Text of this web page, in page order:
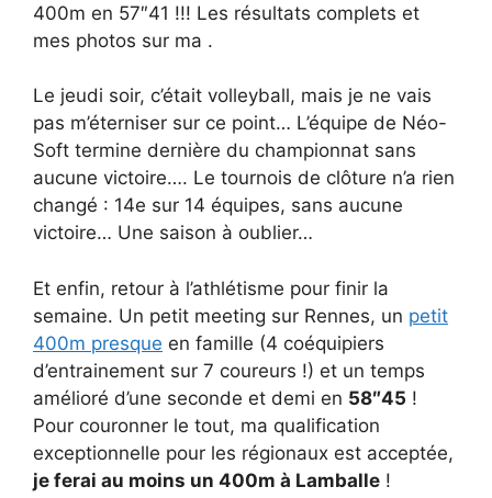
400m en 57″41 !!! Les résultats complets et
mes photos sur ma .
Le jeudi soir, c’était volleyball, mais je ne vais
pas m’éterniser sur ce point… L’équipe de Néo-
Soft termine dernière du championnat sans
aucune victoire…. Le tournois de clôture n’a rien
changé : 14e sur 14 équipes, sans aucune
victoire… Une saison à oublier…
Et enfin, retour à l’athlétisme pour finir la
semaine. Un petit meeting sur Rennes, un petit
400m presque en famille (4 coéquipiers
d’entrainement sur 7 coureurs !) et un temps
amélioré d’une seconde et demi en 58″45 !
Pour couronner le tout, ma qualification
exceptionnelle pour les régionaux est acceptée,
je ferai au moins un 400m à Lamballe !